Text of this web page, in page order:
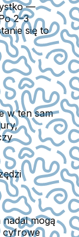
—
2–3
się to
w ten sam
mogą
cyfrowe